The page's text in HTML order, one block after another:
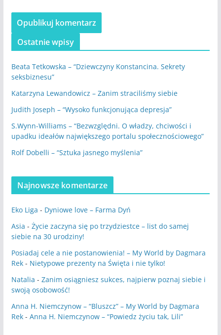
Ostatnie wpisy
Beata Tetkowska – “Dziewczyny Konstancina. Sekrety
seksbiznesu”
Katarzyna Lewandowicz – Zanim straciliśmy siebie
Judith Joseph – “Wysoko funkcjonująca depresja”
S.Wynn-Williams – “Bezwzględni. O władzy, chciwości i
upadku ideałów największego portalu społecznościowego”
Rolf Dobelli – “Sztuka jasnego myślenia”
Najnowsze komentarze
Eko Liga - Dyniowe love – Farma Dyń
Asia - Życie zaczyna się po trzydziestce – list do samej
siebie na 30 urodziny!
Posiadaj cele a nie postanowienia! – My World by Dagmara
Rek- Nietypowe prezenty na Święta i nie tylko!
Natalia - Zanim osiągniesz sukces, najpierw poznaj siebie i
swoją osobowość!
Anna H. Niemczynow – “Bluszcz” – My World by Dagmara
Rek- Anna H. Niemczynow – “Powiedz życiu tak, Lili”